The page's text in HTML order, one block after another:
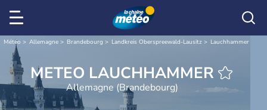
Météo Allemagne Brandebourg Landkreis Oberspreewald-Lausitz Lauchhammer
METEO LAUCHHAMMER
Allemagne (Brandebourg)